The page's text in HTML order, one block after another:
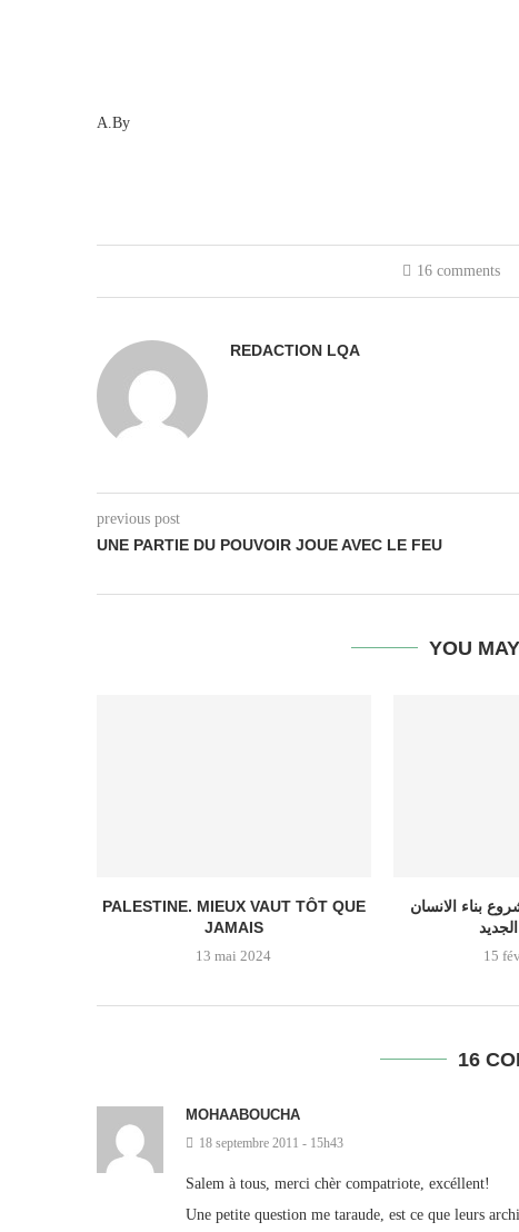
A.By
16 comments
REDACTION LQA
previous post
UNE PARTIE DU POUVOIR JOUE AVEC LE FEU
YOU
PALESTINE. MIEUX VAUT TÔT QUE
JAMAIS
13 mai 2024
بناء الانسان
15
16
MOHAABOUCHA
18 septembre 2011 - 15h43
Salem à tous, merci chèr compatriote, excéllent!
Une petite question me taraude, est ce que leurs